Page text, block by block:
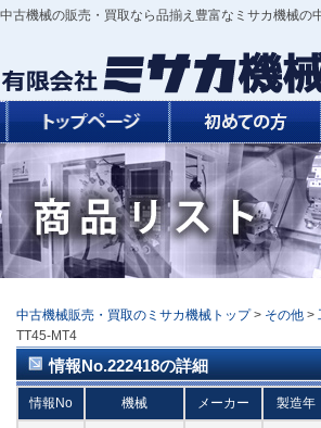
中古機械の販売・買取なら品揃え豊富なミサカ機械
中古機械販売・買取のミサカ機械トップ > その他 >
TT45-MT4
情報No.222418の詳細
情報No 機械 メーカー 製造年